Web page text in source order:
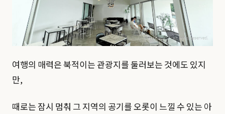
여행의 매력은 북적이는 관광지를 둘러보는 것에도 있지
만,
때로는 잠시 멈춰 그 지역의 공기를 오롯이 느낄 수 있는 아